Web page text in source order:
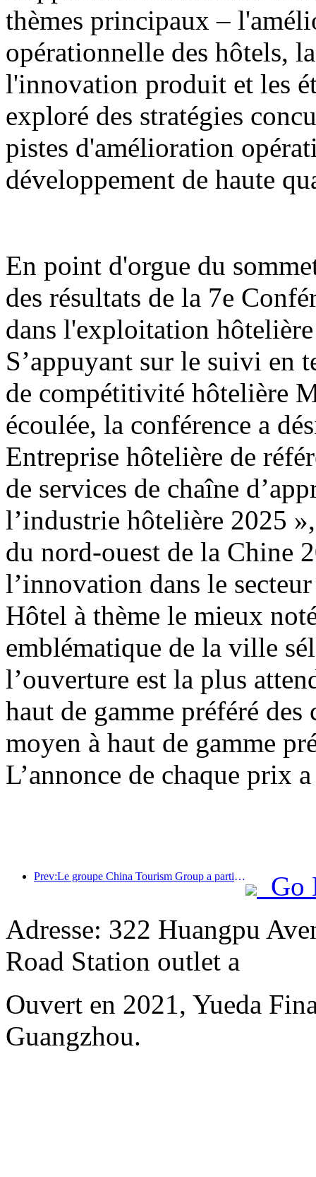
thèmes principaux –
opérationnelle des hôtels,
l'innovation produit et les
exploré des stratégies
pistes d'amélioration
développement de haute
En point d'orgue du
des résultats de la 7e
dans l'exploitation
S’appuyant sur le suivi en
de compétitivité hôtelière
écoulée, la conférence a
Entreprise hôtelière de
de services de chaîne
l’industrie hôtelière 2025
du nord-ouest de la Chine
l’innovation dans le
Hôtel à thème le mieux
emblématique de la ville
l’ouverture est la plus
haut de gamme préféré
moyen à haut de gamme
L’annonce de chaque prix
Prev:Le groupe China Tourism Group a participé à l'Exposition internationale d'importation de Chine pendant huit années consécutives, signant des contrats d'une valeur de plus d'un milliard de dollars américains.
Go
Adresse: 322 Huangpu
Road Station outlet a
Ouvert en 2021, Yueda
Guangzhou.